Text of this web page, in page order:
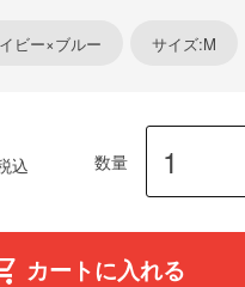
ビー×ブルー サイズ:M
数量
カートに入れる